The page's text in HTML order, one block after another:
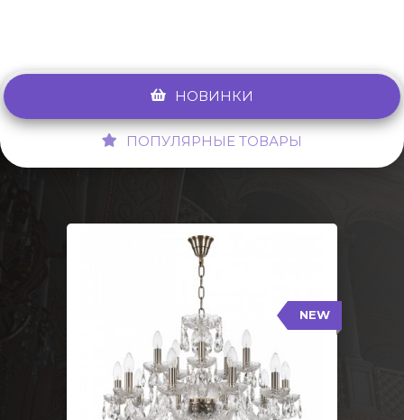
НОВИНКИ
ПОПУЛЯРНЫЕ ТОВАРЫ
NEW
117/10+5/240 Pa
Тип: Стеклянный рожок
Цвет арматуры: Патина/